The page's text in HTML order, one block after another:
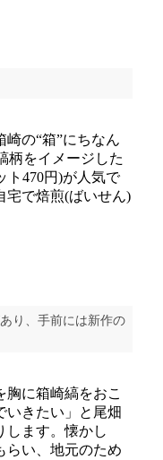
の“箱”にちなん
柄をイメージした
ト470円)が人気で
宅で焙煎(ばいせん)
り、手前には新作の
に箱崎縞をおこ
いきたい」と尾畑
します。懐かし
らい、地元のため